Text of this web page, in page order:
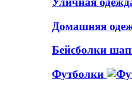
Домашняя
Бейсболки
Футболки